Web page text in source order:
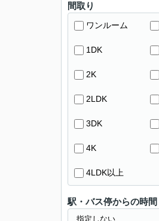
間取り
ワンルーム
1DK
2K
2LDK
3DK
4K
4LDK以上
駅・バス停からの時間